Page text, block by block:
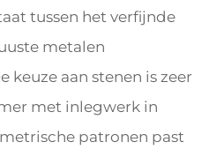
tussen het verfijnde
metalen
keuze aan stenen is zeer
met inlegwerk in
patronen past